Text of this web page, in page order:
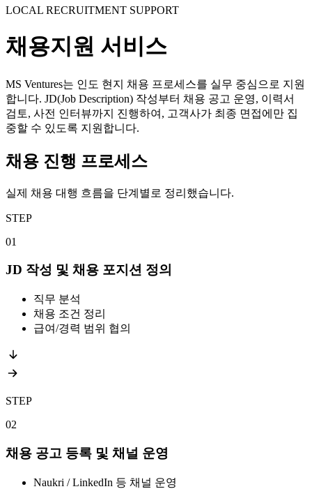
LOCAL RECRUITMENT SUPPORT
채용지원 서비스
MS Ventures는 인도 현지 채용 프로세스를 실무 중심으로 지원
합니다. JD(Job Description) 작성부터 채용 공고 운영, 이력서
검토, 사전 인터뷰까지 진행하여, 고객사가 최종 면접에만 집
중할 수 있도록 지원합니다.
채용 진행 프로세스
실제 채용 대행 흐름을 단계별로 정리했습니다.
STEP
01
JD 작성 및 채용 포지션 정의
직무 분석
채용 조건 정리
급여/경력 범위 협의
STEP
02
채용 공고 등록 및 채널 운영
Naukri / LinkedIn 등 채널 운영